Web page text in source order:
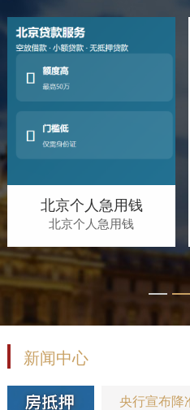
北京个人急用钱
北京个人急用钱
新闻中心
央行宣布降